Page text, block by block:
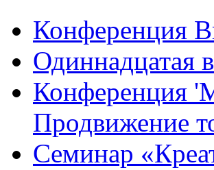
Конференция
Одиннадцатая
Конференция
Продвижение
Семинар